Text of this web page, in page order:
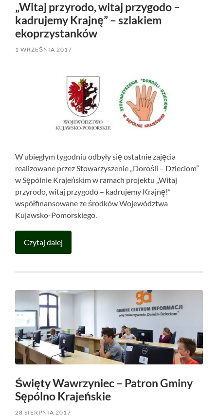
„Witaj przyrodo, witaj przygodo –
kadrujemy Krajnę” – szlakiem
ekoprzystanków
1 WRZEŚNIA 2017
W ubiegłym tygodniu odbyły się ostatnie zajęcia
realizowane przez Stowarzyszenie „Dorośli – Dzieciom”
w Sępólnie Krajeńskim w ramach projektu „Witaj
przyrodo, witaj przygodo – kadrujemy Krajnę!”
współfinansowane ze środków Województwa
Kujawsko-Pomorskiego.
Czytaj dalej
Święty Wawrzyniec – Patron Gminy
Sępólno Krajeńskie
28 SIERPNIA 2017